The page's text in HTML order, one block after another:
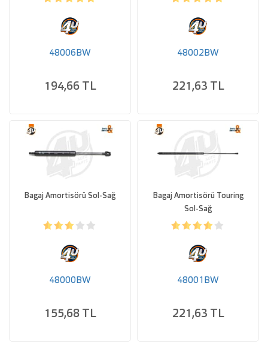
48006BW
194,66 TL
48002BW
221,63 TL
Bagaj Amortisörü Sol-Sağ
48000BW
155,68 TL
Bagaj Amortisörü Touring
Sol-Sağ
48001BW
221,63 TL